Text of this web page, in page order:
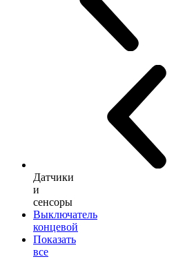
Датчики
и
сенсоры
Выключатель
концевой
Показать
все